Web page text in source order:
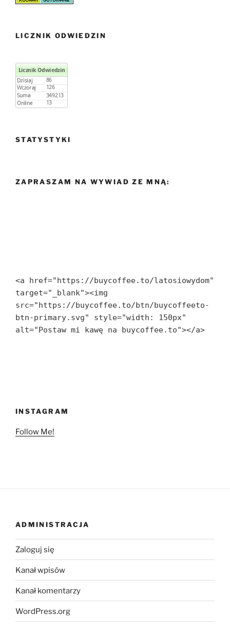
LICZNIK ODWIEDZIN
STATYSTYKI
ZAPRASZAM NA WYWIAD ZE MNĄ:
<a href="https://buycoffee.to/latosiowydom"
target="_blank"><img
src="https://buycoffee.to/btn/buycoffeeto-
btn-primary.svg" style="width: 150px"
alt="Postaw mi kawę na buycoffee.to"></a>
INSTAGRAM
Follow Me!
ADMINISTRACJA
Zaloguj się
Kanał wpisów
Kanał komentarzy
WordPress.org